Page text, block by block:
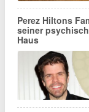
Perez Hiltons
seiner
Haus